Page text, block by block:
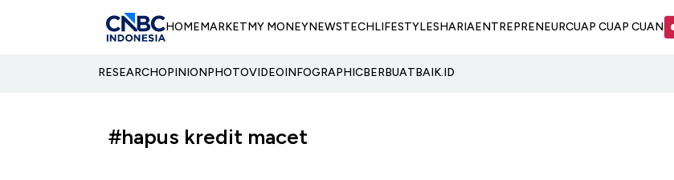
HOMEMARKETMY MONEYNEWSTECHLIFESTYLESHARIAENTREPRENEURCUAP CUAP CUAN
RESEARCHOPINIONPHOTOVIDEOINFOGRAPHICBERBUATBAIK.ID
#hapus kredit macet